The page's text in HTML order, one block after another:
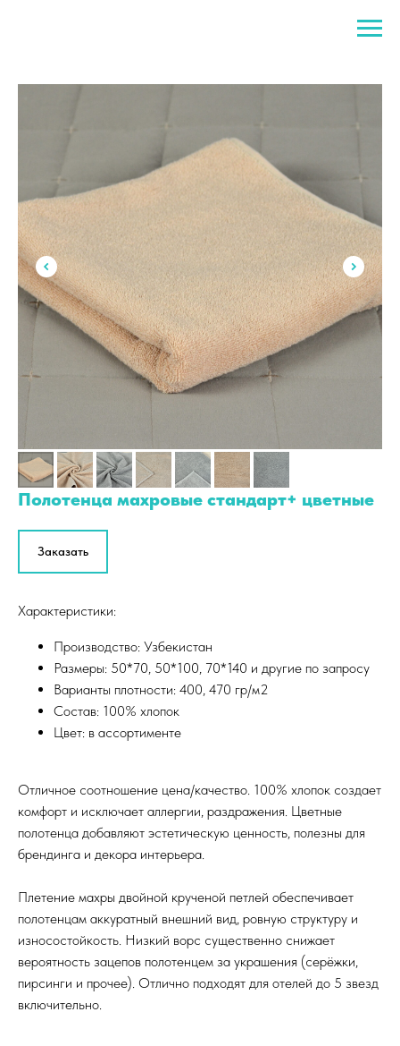
Полотенца махровые стандарт+ цветные
Заказать
Характеристики:
Производство: Узбекистан
Размеры: 50*70, 50*100, 70*140 и другие по запросу
Варианты плотности: 400, 470 гр/м2
Состав: 100% хлопок
Цвет: в ассортименте
Отличное соотношение цена/качество. 100% хлопок создает
комфорт и исключает аллергии, раздражения. Цветные
полотенца добавляют эстетическую ценность, полезны для
брендинга и декора интерьера.
Плетение махры двойной крученой петлей обеспечивает
полотенцам аккуратный внешний вид, ровную структуру и
износостойкость. Низкий ворс существенно снижает
вероятность зацепов полотенцем за украшения (серёжки,
пирсинги и прочее). Отлично подходят для отелей до 5 звезд
включительно.